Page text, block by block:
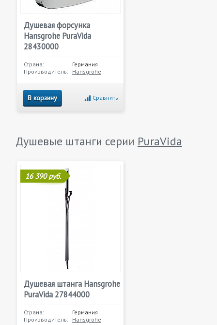
Душевая форсунка
Hansgrohe PuraVida
28430000
Страна:
Германия
Производитель: Hansgrohe
В корзину Сравнить
Душевые штанги серии PuraVida
16 390 руб.
Душевая штанга Hansgrohe
PuraVida 27844000
Страна:
Германия
Производитель: Hansgrohe